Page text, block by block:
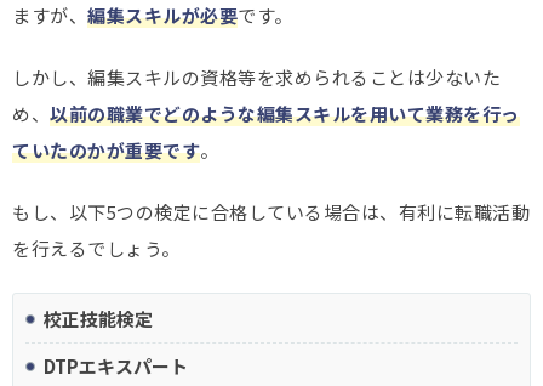
ますが、 編集スキルが必要です。
しかし、編集スキルの資格等を求められることは少ないた
め、 以前の職業でどのような編集スキルを用いて業務を行っ
ていたのかが重要です。
もし、以下5つの検定に合格している場合は、有利に転職活動
を行えるでしょう。
校正技能検定
DTPエキスパート